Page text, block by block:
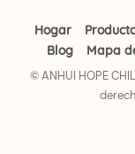
Hogar
Blog
Mapa
© ANHUI HOPE